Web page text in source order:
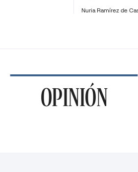
Nuria Ramírez de
OPINIÓN